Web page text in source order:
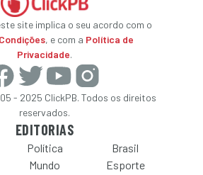
site implica o seu acordo com o
, e com a Política de
Privacidade.
- 2025 ClickPB. Todos os direitos
reservados.
EDITORIAS
Política
Brasil
Mundo Esporte